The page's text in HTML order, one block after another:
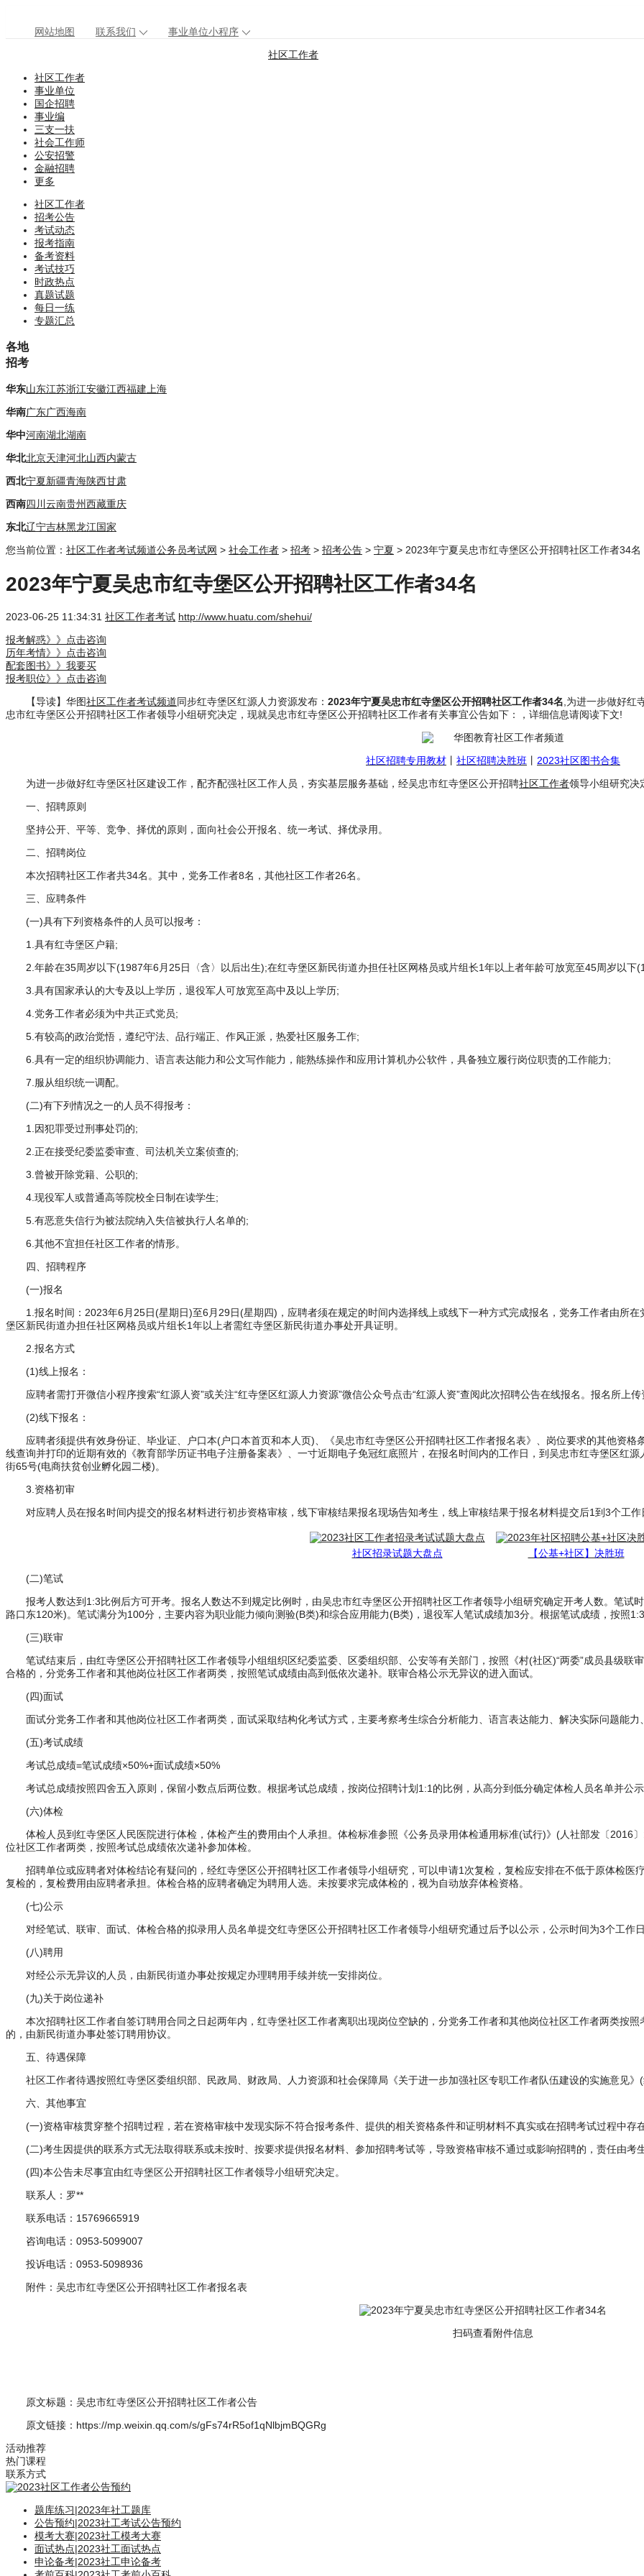
网站地图 联系我们 事业单位小程序
社区工作者
社区工作者
事业单位
国企招聘
事业编
三支一扶
社会工作师
公安招警
金融招聘
更多
社区工作者
招考公告
考试动态
报考指南
备考资料
考试技巧
时政热点
真题试题
每日一练
专题汇总
各地
招考
华东山东江苏浙江安徽江西福建 上海
华南广东广西海南
华中河南湖北湖南
华北北京天津河北山西内蒙古
西北宁夏新疆青海陕西甘肃
西南四川 云南贵州西藏重庆
东北辽宁吉林黑龙江国家
您当前位置： 社区工作者考试频道公务员考试网 > 社会工作者 > 招考 > 招考公告 > 宁夏 > 2023年宁夏吴忠市红寺堡区公开招聘社区工作者34名
2023年宁夏吴忠市红寺堡区公开招聘社区工作者34名
2023-06-25 11:34:31 社区工作者考试 http://www.huatu.com/shehui/
报考解惑》》点击咨询
历年考情》》点击咨询
配套图书》》我要买
报考职位》》点击咨询
【导读】华图社区工作者考试频道同步红寺堡区红源人力资源发布： 2023年宁夏吴忠市红寺堡区公开招聘社区工作者34名,为进一步做好红
忠市红寺堡区公开招聘社区工作者领导小组研究决定，现就吴忠市红寺堡区公开招聘社区工作者有关事宜公告如下：，详细信息请阅读下文!
社区招聘专用教材 社区招聘决胜班
2023社区图书合集
为进一步做好红寺堡区社区建设工作，配齐配强社区工作人员，夯实基层服务基础，经吴忠市红寺堡区公开招聘社区工作者领导小组研究决
一、招聘原则
坚持公开、平等、竞争、择优的原则，面向社会公开报名、统一考试、择优录用。
二、招聘岗位
本次招聘社区工作者共34名。其中，党务工作者8名，其他社区工作者26名。
三、应聘条件
(一)具有下列资格条件的人员可以报考：
1.具有红寺堡区户籍;
2.年龄在35周岁以下(1987年6月25日〈含〉以后出生);在红寺堡区新民街道办担任社区网格员或片组长1年以上者年龄可放宽至45周岁以下
3.具有国家承认的大专及以上学历，退役军人可放宽至高中及以上学历;
4.党务工作者必须为中共正式党员;
5.有较高的政治觉悟，遵纪守法、品行端正、作风正派，热爱社区服务工作;
6.具有一定的组织协调能力、语言表达能力和公文写作能力，能熟练操作和应用计算机办公软件，具备独立履行岗位职责的工作能力;
7.服从组织统一调配。
(二)有下列情况之一的人员不得报考：
1.因犯罪受过刑事处罚的;
2.正在接受纪委监委审查、司法机关立案侦查的;
3.曾被开除党籍、公职的;
4.现役军人或普通高等院校全日制在读学生;
5.有恶意失信行为被法院纳入失信被执行人名单的;
6.其他不宜担任社区工作者的情形。
四、招聘程序
(一)报名
1.报名时间：2023年6月25日(星期日)至6月29日(星期四)，应聘者须在规定的时间内选择线上或线下一种方式完成报名，党务工作者由所
堡区新民街道办担任社区网格员或片组长1年以上者需红寺堡区新民街道办事处开具证明。
2.报名方式
(1)线上报名：
应聘者需打开微信小程序搜索“红源人资”或关注“红寺堡区红源人力资源”微信公众号点击“红源人资”查阅此次招聘公告在线报名。报名所上传
(2)线下报名：
应聘者须提供有效身份证、毕业证、户口本(户口本首页和本人页)、《吴忠市红寺堡区公开招聘社区工作者报名表》、岗位要求的其他资
线查询并打印的近期有效的《教育部学历证书电子注册备案表》、一寸近期电子免冠红底照片，在报名时间内的工作日，到吴忠市红寺堡区红
街65号(电商扶贫创业孵化园二楼)。
3.资格初审
对应聘人员在报名时间内提交的报名材料进行初步资格审核，线下审核结果报名现场告知考生，线上审核结果于报名材料提交后1到3个工作
社区招录试题大盘点 【公基+社区】决胜班
(二)笔试
报考人数达到1:3比例后方可开考。报名人数达不到规定比例时，由吴忠市红寺堡区公开招聘社区工作者领导小组研究确定开考人数。笔试
路口东120米)。笔试满分为100分，主要内容为职业能力倾向测验(B类)和综合应用能力(B类)，退役军人笔试成绩加3分。根据笔试成绩，按照1:3
(三)联审
笔试结束后，由红寺堡区公开招聘社区工作者领导小组组织区纪委监委、区委组织部、公安等有关部门，按照《村(社区)“两委”成员县级
合格的，分党务工作者和其他岗位社区工作者两类，按照笔试成绩由高到低依次递补。联审合格公示无异议的进入面试。
(四)面试
面试分党务工作者和其他岗位社区工作者两类，面试采取结构化考试方式，主要考察考生综合分析能力、语言表达能力、解决实际问题能
(五)考试成绩
考试总成绩=笔试成绩×50%+面试成绩×50%
考试总成绩按照四舍五入原则，保留小数点后两位数。根据考试总成绩，按岗位招聘计划1:1的比例，从高分到低分确定体检人员名单并公
(六)体检
体检人员到红寺堡区人民医院进行体检，体检产生的费用由个人承担。体检标准参照《公务员录用体检通用标准(试行)》(人社部发〔2016
位社区工作者两类，按照考试总成绩依次递补参加体检。
招聘单位或应聘者对体检结论有疑问的，经红寺堡区公开招聘社区工作者领导小组研究，可以申请1次复检，复检应安排在不低于原体检
复检的，复检费用由应聘者承担。体检合格的应聘者确定为聘用人选。未按要求完成体检的，视为自动放弃体检资格。
(七)公示
对经笔试、联审、面试、体检合格的拟录用人员名单提交红寺堡区公开招聘社区工作者领导小组研究通过后予以公示，公示时间为3个工作日
(八)聘用
对经公示无异议的人员，由新民街道办事处按规定办理聘用手续并统一安排岗位。
(九)关于岗位递补
本次招聘社区工作者自签订聘用合同之日起两年内，红寺堡社区工作者离职出现岗位空缺的，分党务工作者和其他岗位社区工作者两类按
的，由新民街道办事处签订聘用协议。
五、待遇保障
社区工作者待遇按照红寺堡区委组织部、民政局、财政局、人力资源和社会保障局《关于进一步加强社区专职工作者队伍建设的实施意见》
六、其他事宜
(一)资格审核贯穿整个招聘过程，若在资格审核中发现实际不符合报考条件、提供的相关资格条件和证明材料不真实或在招聘考试过程中存
(二)考生因提供的联系方式无法取得联系或未按时、按要求提供报名材料、参加招聘考试等，导致资格审核不通过或影响招聘的，责任由考
(四)本公告未尽事宜由红寺堡区公开招聘社区工作者领导小组研究决定。
联系人：罗**
联系电话：15769665919
咨询电话：0953-5099007
投诉电话：0953-5098936
附件：吴忠市红寺堡区公开招聘社区工作者报名表
扫码查看附件信息
原文标题：吴忠市红寺堡区公开招聘社区工作者公告
原文链接：https://mp.weixin.qq.com/s/gFs74rR5of1qNlbjmBQGRg
活动推荐
热门课程
联系方式
题库练习|2023年社工题库
公告预约|2023社工考试公告预约
模考大赛|2023社工模考大赛
面试热点|2023社工面试热点
申论备考|2023社工申论备考